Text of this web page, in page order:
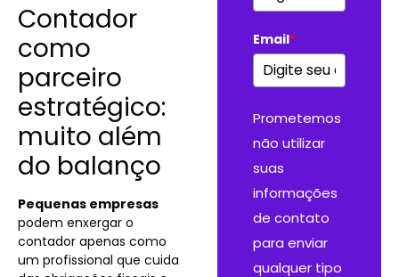
Contador
como
parceiro
estratégico:
muito além
do balanço
Pequenas empresas
podem enxergar o
contador apenas como
um profissional que cuida
Email*
Prometemos
não utilizar
suas
informações
de contato
para enviar
qualquer tipo